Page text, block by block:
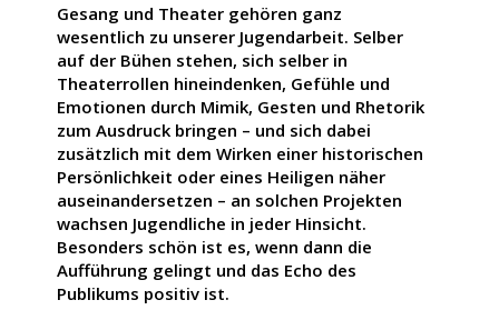
Gesang und Theater gehören ganz
wesentlich zu unserer Jugendarbeit. Selber
auf der Bühen stehen, sich selber in
Theaterrollen hineindenken, Gefühle und
Emotionen durch Mimik, Gesten und Rhetorik
zum Ausdruck bringen – und sich dabei
zusätzlich mit dem Wirken einer historischen
Persönlichkeit oder eines Heiligen näher
auseinandersetzen – an solchen Projekten
wachsen Jugendliche in jeder Hinsicht.
Besonders schön ist es, wenn dann die
Aufführung gelingt und das Echo des
Publikums positiv ist.